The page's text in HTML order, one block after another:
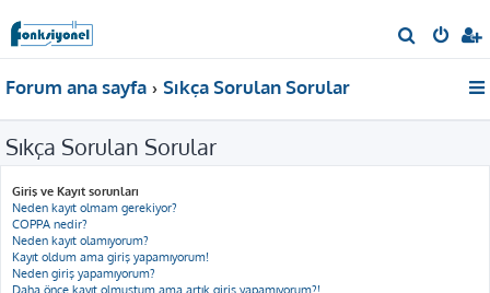
r
Forum ana sayfa Sıkça Sorulan Sorular
Sıkça Sorulan Sorular
Giriş ve Kayıt sorunları
Neden kayıt olmam gerekiyor?
COPPA nedir?
Neden kayıt olamıyorum?
Kayıt oldum ama giriş yapamıyorum!
Neden giriş yapamıyorum?
Daha önce kayıt olmuştum ama artık giriş yapamıyorum?!